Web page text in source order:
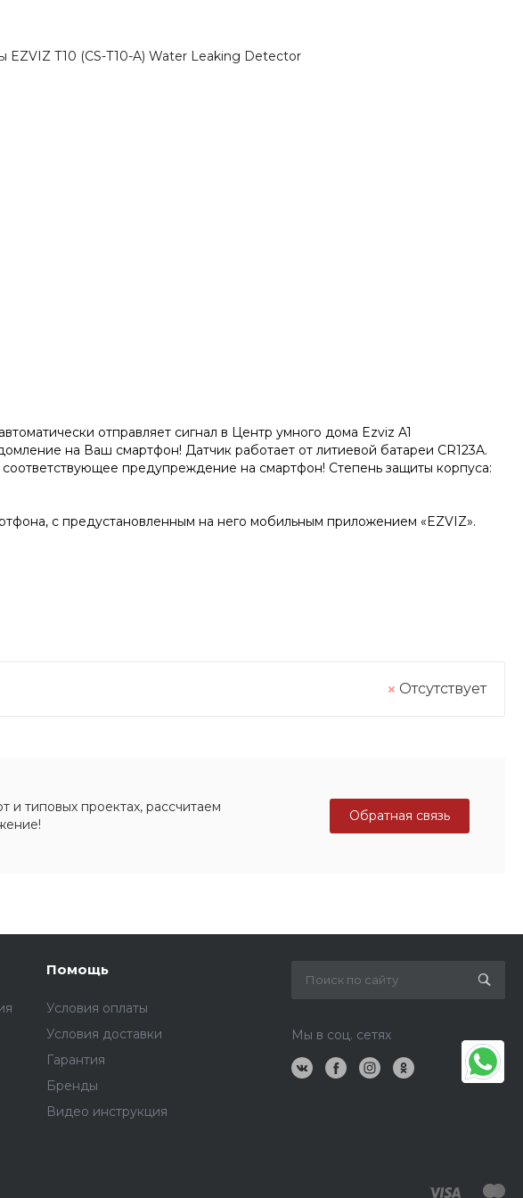
EZVIZ T10 (CS-T10-A) Water Leaking Detector
отправляет сигнал в Центр умного дома Ezviz A1
на Ваш смартфон! Датчик работает от литиевой батареи CR123A.
предупреждение на смартфон! Степень защиты корпуса:
с предустановленным на него мобильным приложением «EZVIZ».
Отсутствует
и типовых проектах, рассчитаем
Обратная связь
Помощь
Условия оплаты
Условия доставки
Гарантия
Бренды
Видео инструкция
Мы в соц. сетях